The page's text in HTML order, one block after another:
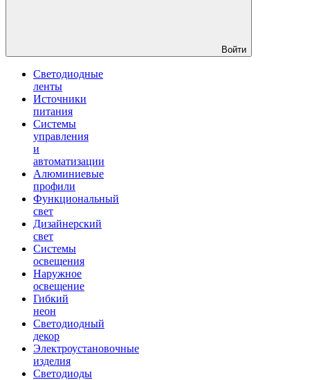
Войти
Светодиодные
ленты
Источники
питания
Системы
управления
и
автоматизации
Алюминиевые
профили
Функциональный
свет
Дизайнерский
свет
Системы
освещения
Наружное
освещение
Гибкий
неон
Светодиодный
декор
Электроустановочные
изделия
Светодиоды